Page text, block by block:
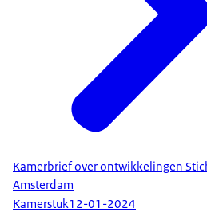
Kamerbrief over ontwikkelingen
Amsterdam
Kamerstuk12-01-2024